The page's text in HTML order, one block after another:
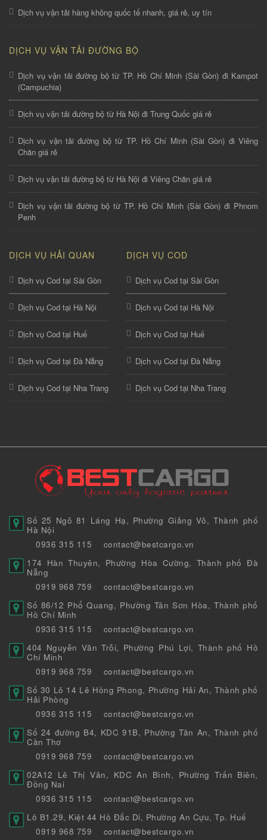
Dịch vụ vận tải hàng không quốc tế nhanh, giá rẻ, uy tín
DỊCH VỤ VẬN TẢI ĐƯỜNG BỘ
Dịch vụ vận tải đường bộ từ TP. Hồ Chí Minh (Sài Gòn) đi Kampot
(Campuchia)
Dịch vụ vận tải đường bộ từ Hà Nội đi Trung Quốc giá rẻ
Dịch vụ vận tải đường bộ từ TP. Hồ Chí Minh (Sài Gòn) đi Viêng
Chăn giá rẻ
Dịch vụ vận tải đường bộ từ Hà Nội đi Viêng Chăn giá rẻ
Dịch vụ vận tải đường bộ từ TP. Hồ Chí Minh (Sài Gòn) đi Phnom
Penh
DỊCH VỤ HẢI QUAN
Dịch vụ Cod tại Sài Gòn
Dịch vụ Cod tại Hà Nội
Dịch vụ Cod tại Huế
Dịch vụ Cod tại Đà Nẵng
Dịch vụ Cod tại Nha Trang
DỊCH VỤ COD
Dịch vụ Cod tại Sài Gòn
Dịch vụ Cod tại Hà Nội
Dịch vụ Cod tại Huế
Dịch vụ Cod tại Đà Nẵng
Dịch vụ Cod tại Nha Trang
Số 25 Ngõ 81 Láng Hạ, Phường Giảng Võ, Thành phố
Hà Nội
0936 315 115
contact@bestcargo.vn
174 Hàn Thuyên, Phường Hòa Cường, Thành phố Đà
Nẵng
0919 968 759
contact@bestcargo.vn
Số 86/12 Phổ Quang, Phường Tân Sơn Hòa, Thành phố
Hồ Chí Minh
0936 315 115
contact@bestcargo.vn
404 Nguyễn Văn Trỗi, Phường Phú Lợi, Thành phố Hồ
Chí Minh
0919 968 759
contact@bestcargo.vn
Số 30 Lô 14 Lê Hồng Phong, Phường Hải An, Thành phố
Hải Phòng
0936 315 115
contact@bestcargo.vn
Số 24 đường B4, KDC 91B, Phường Tân An, Thành phố
Cần Thơ
0919 968 759
contact@bestcargo.vn
02A12 Lê Thị Vân, KDC An Bình, Phường Trấn Biên,
Đồng Nai
0936 315 115
contact@bestcargo.vn
Lô B1.29, Kiệt 44 Hồ Đắc Di, Phường An Cựu, Tp. Huế
0919 968 759
contact@bestcargo.vn